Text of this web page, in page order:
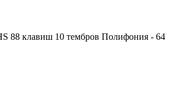
88 клавиш 10 тембров Полифония - 64